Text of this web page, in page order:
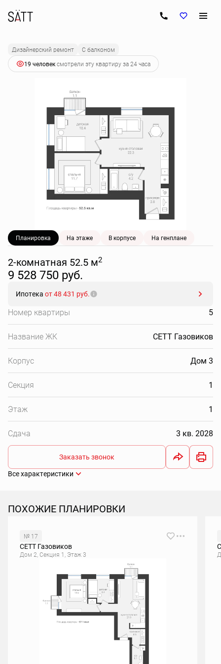
2-комнатная 9 528 750 руб.
Ипотека
Дизайнерский ремонт
С балконом
19 человексмотрели эту квартиру за 24 часа
Планировка На этаже В корпусе На генплане
2-комнатная 52.5 м2
9 528 750 руб.
Ипотека от 48 431 руб.
Номер квартиры 5
Название ЖК СЕТТ Газовиков
Корпус Дом 3
Секция 1
Этаж 1
Сдача 3 кв. 2028
Заказать звонок
Все характеристики
ПОХОЖИЕ ПЛАНИРОВКИ
№ 17
СЕТТ Газовиков
Дом 2, Секция 1, Этаж 3